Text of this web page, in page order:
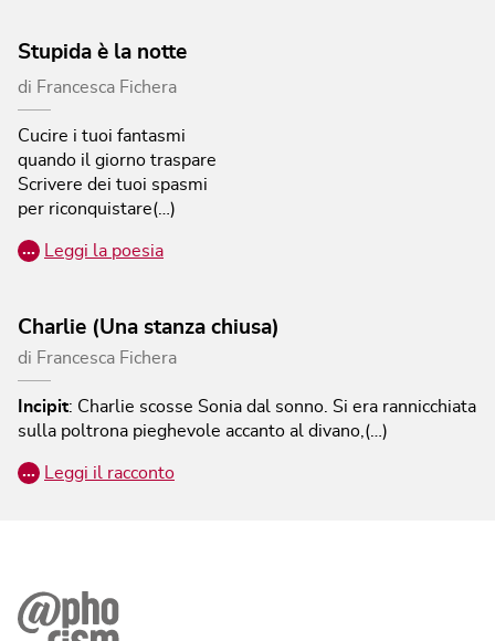
Stupida è la notte
di Francesca Fichera
Cucire i tuoi fantasmi
quando il giorno traspare
Scrivere dei tuoi spasmi
per riconquistare(…)
… Leggi la poesia
Charlie (Una stanza chiusa)
di Francesca Fichera
Incipit: Charlie scosse Sonia dal sonno. Si era rannicchiata
sulla poltrona pieghevole accanto al divano,(…)
… Leggi il racconto